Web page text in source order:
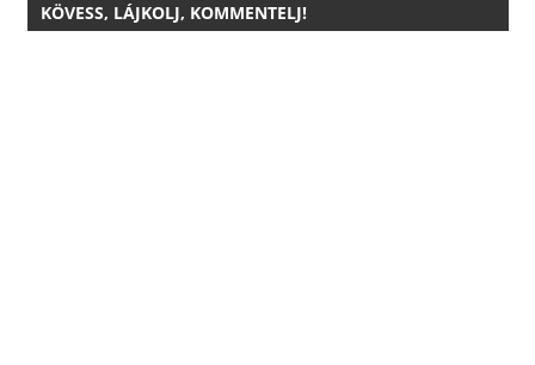
KÖVESS, LÁJKOLJ, KOMMENTELJ!